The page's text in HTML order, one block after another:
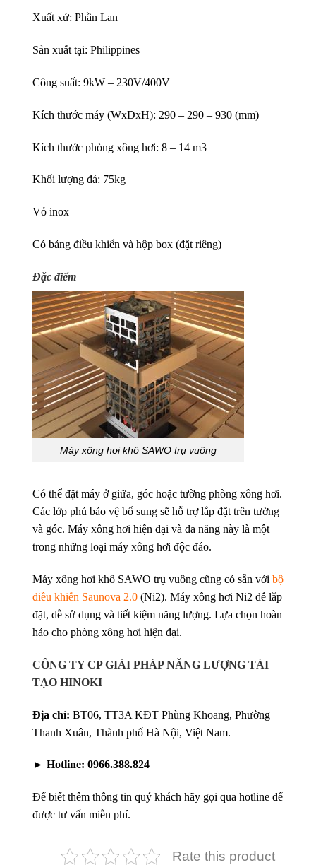
Xuất xứ: Phần Lan
Sản xuất tại: Philippines
Công suất: 9kW – 230V/400V
Kích thước máy (WxDxH): 290 – 290 – 930 (mm)
Kích thước phòng xông hơi: 8 – 14 m3
Khối lượng đá: 75kg
Vỏ inox
Có bảng điều khiển và hộp box (đặt riêng)
Đặc điểm
Máy xông hơi khô SAWO trụ vuông
Có thể đặt máy ở giữa, góc hoặc tường phòng xông hơi.
Các lớp phủ bảo vệ bổ sung sẽ hỗ trợ lắp đặt trên tường
và góc. Máy xông hơi hiện đại và đa năng này là một
trong những loại máy xông hơi độc đáo.
Máy xông hơi khô SAWO trụ vuông cũng có sẵn với bộ
điều khiển Saunova 2.0 (Ni2). Máy xông hơi Ni2 dễ lắp
đặt, dễ sử dụng và tiết kiệm năng lượng. Lựa chọn hoàn
hảo cho phòng xông hơi hiện đại.
CÔNG TY CP GIẢI PHÁP NĂNG LƯỢNG TÁI
TẠO HINOKI
Địa chỉ: BT06, TT3A KĐT Phùng Khoang, Phường
Thanh Xuân, Thành phố Hà Nội, Việt Nam.
► Hotline: 0966.388.824
Để biết thêm thông tin quý khách hãy gọi qua hotline để
được tư vấn miễn phí.
Rate this product